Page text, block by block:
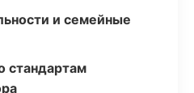
и семейные
стандартам